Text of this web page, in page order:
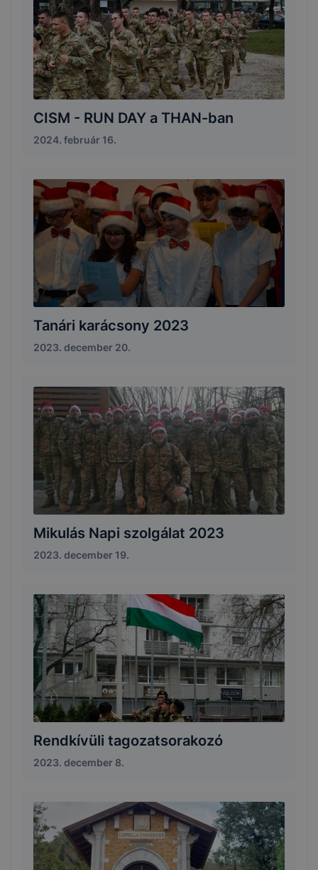
CISM - RUN DAY a THAN-ban
2024. február 16.
Tanári karácsony 2023
2023. december 20.
Mikulás Napi szolgálat 2023
2023. december 19.
Rendkívüli tagozatsorakozó
2023. december 8.